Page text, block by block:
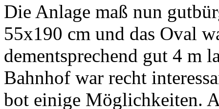
Die Anlage maß nun
55x190 cm und das Oval
dementsprechend gut 4 m
Bahnhof war recht
bot einige Möglichkeiten.